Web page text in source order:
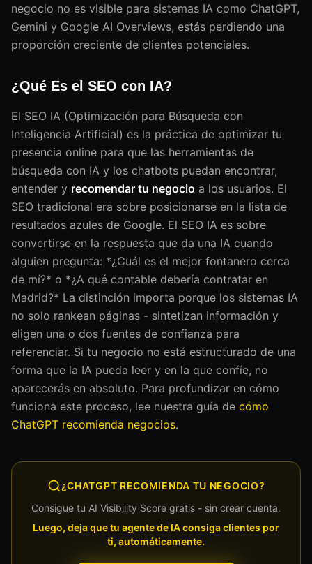
negocio no es visible para sistemas IA como ChatGPT,
Gemini y Google AI Overviews, estás perdiendo una
proporción creciente de clientes potenciales.
¿Qué Es el SEO con IA?
El SEO IA (Optimización para Búsqueda con
Inteligencia Artificial) es la práctica de optimizar tu
presencia online para que las herramientas de
búsqueda con IA y los chatbots puedan encontrar,
entender y recomendar tu negocio a los usuarios. El
SEO tradicional era sobre posicionarse en la lista de
resultados azules de Google. El SEO IA es sobre
convertirse en la respuesta que da una IA cuando
alguien pregunta: *¿Cuál es el mejor fontanero cerca
de mí?* o *¿A qué contable debería contratar en
Madrid?* La distinción importa porque los sistemas IA
no solo rankean páginas - sintetizan información y
eligen una o dos fuentes de confianza para
referenciar. Si tu negocio no está estructurado de una
forma que la IA pueda leer y en la que confíe, no
aparecerás en absoluto. Para profundizar en cómo
funciona este proceso, lee nuestra guía de cómo
ChatGPT recomienda negocios.
¿CHATGPT RECOMIENDA TU NEGOCIO?
Consigue tu AI Visibility Score gratis - sin crear cuenta.
Luego, deja que tu agente de IA consiga clientes por
ti, automáticamente.